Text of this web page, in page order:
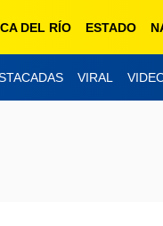
DEL RÍO ESTADO
VIRAL